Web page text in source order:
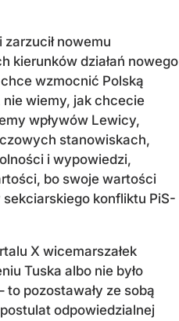
nowemu
kierunków działań nowego
wzmocnić Polską
nie wiemy, jak chcecie
wpływów Lewicy,
stanowiskach,
i wypowiedzi,
bo swoje wartości
konfliktu PiS-
X wicemarszałek
Tuska albo nie było
to pozostawały ze sobą
odpowiedzialnej